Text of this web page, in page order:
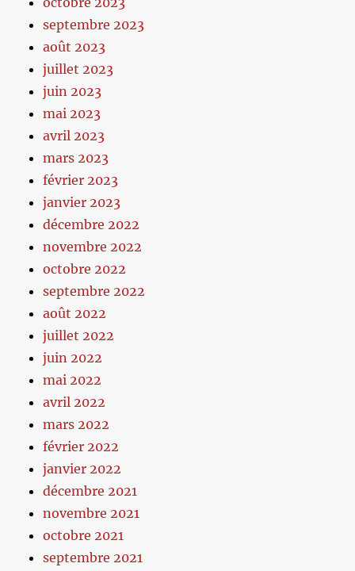
septembre 2023
août 2023
juillet 2023
juin 2023
mai 2023
avril 2023
mars 2023
février 2023
janvier 2023
décembre 2022
novembre 2022
octobre 2022
septembre 2022
août 2022
juillet 2022
juin 2022
mai 2022
avril 2022
mars 2022
février 2022
janvier 2022
décembre 2021
novembre 2021
octobre 2021
septembre 2021